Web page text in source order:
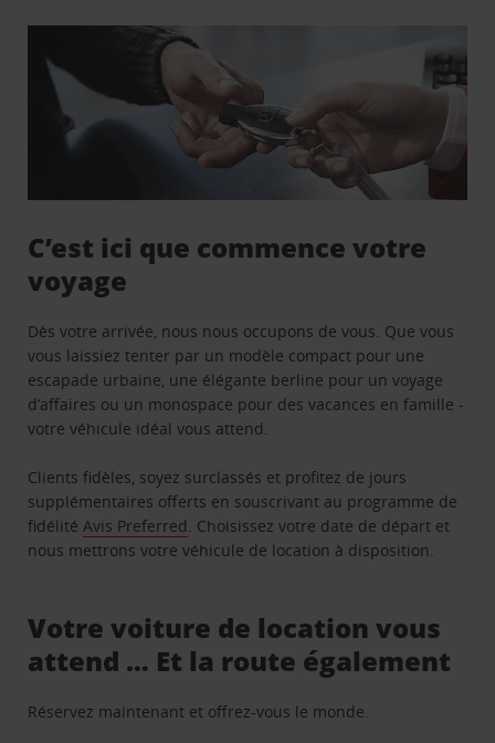
C’est ici que commence votre
voyage
Dès votre arrivée, nous nous occupons de vous. Que vous
vous laissiez tenter par un modèle compact pour une
escapade urbaine, une élégante berline pour un voyage
d’affaires ou un monospace pour des vacances en famille -
votre véhicule idéal vous attend.
Clients fidèles, soyez surclassés et profitez de jours
supplémentaires offerts en souscrivant au programme de
fidélitéAvis Preferred. Choisissez votre date de départ et
nous mettrons votre véhicule de location à disposition.
Votre voiture de location vous
attend … Et la route également
Réservez maintenant et offrez-vous le monde.